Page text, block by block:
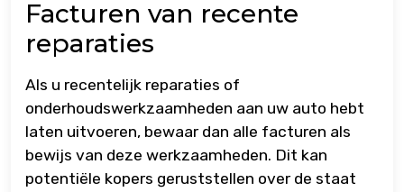
Facturen van recente
reparaties
Als u recentelijk reparaties of
onderhoudswerkzaamheden aan uw auto hebt
laten uitvoeren, bewaar dan alle facturen als
bewijs van deze werkzaamheden. Dit kan
potentiële kopers geruststellen over de staat